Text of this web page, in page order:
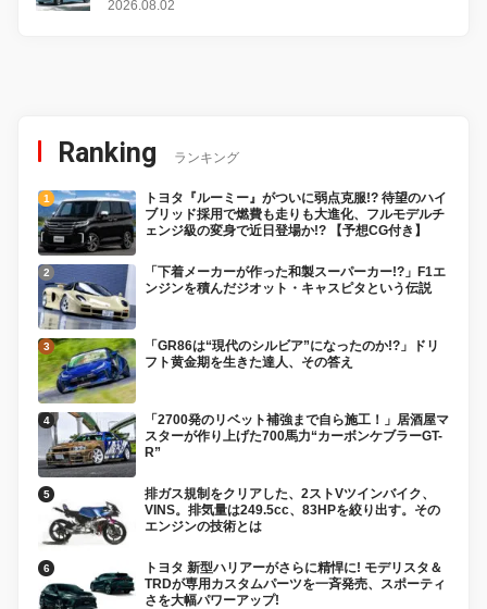
感
2026.08.02
Ranking ランキング
トヨタ『ルーミー』がついに弱点克服!? 待望のハイ
ブリッド採用で燃費も走りも大進化、フルモデルチ
ェンジ級の変身で近日登場か!? 【予想CG付き】
「下着メーカーが作った和製スーパーカー!?」F1エ
ンジンを積んだジオット・キャスピタという伝説
「GR86は“現代のシルビア”になったのか!?」ドリ
フト黄金期を生きた達人、その答え
「2700発のリベット補強まで自ら施工！」居酒屋マ
スターが作り上げた700馬力“カーボンケブラーGT-
R”
排ガス規制をクリアした、2ストVツインバイク、
VINS。排気量は249.5cc、83HPを絞り出す。その
エンジンの技術とは
トヨタ 新型ハリアーがさらに精悍に! モデリスタ＆
TRDが専用カスタムパーツを一斉発売、スポーティ
さを大幅パワーアップ!